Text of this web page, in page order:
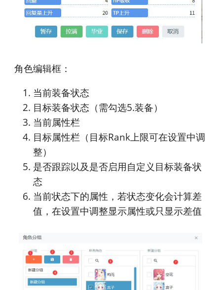
角色编辑框：
当前装备状态
目标装备状态（需勾选5.装备）
当前属性栏
目标属性栏（目标Rank上限可在设置中调
整）
是否跟踪以及是否启用自定义目标装备状
态
当前状态下的属性，若状态变化会计算差
值，在设置中调整显示属性或只显示差值